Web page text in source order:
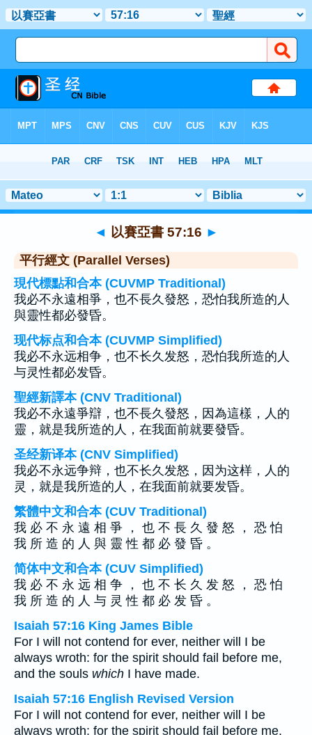
章 57> 聖經金句 16
◄ 以賽亞書 57:16 ►
平行經文 (Parallel Verses)
現代標點和合本 (CUVMP Traditional)
我必不永遠相爭，也不長久發怒，恐怕我所造的人
與靈性都必發昏。
现代标点和合本 (CUVMP Simplified)
我必不永远相争，也不长久发怒，恐怕我所造的人
与灵性都必发昏。
聖經新譯本 (CNV Traditional)
我必不永遠爭辯，也不長久發怒，因為這樣，人的
靈，就是我所造的人，在我面前就要發昏。
圣经新译本 (CNV Simplified)
我必不永远争辩，也不长久发怒，因为这样，人的
灵，就是我所造的人，在我面前就要发昏。
繁體中文和合本 (CUV Traditional)
我 必 不 永 遠 相 爭 ， 也 不 長 久 發 怒 ， 恐 怕
我 所 造 的 人 與 靈 性 都 必 發 昏 。
简体中文和合本 (CUV Simplified)
我 必 不 永 远 相 争 ， 也 不 长 久 发 怒 ， 恐 怕
我 所 造 的 人 与 灵 性 都 必 发 昏 。
Isaiah 57:16 King James Bible
For I will not contend for ever, neither will I be
always wroth: for the spirit should fail before me,
and the souls which I have made.
Isaiah 57:16 English Revised Version
For I will not contend for ever, neither will I be
always wroth: for the spirit should fail before me,